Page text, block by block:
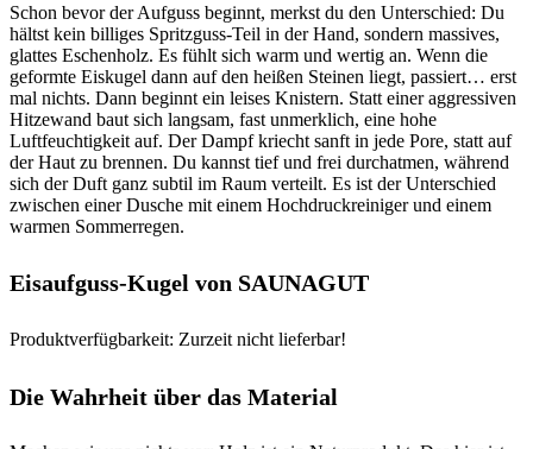
Schon bevor der Aufguss beginnt, merkst du den Unterschied: Du
hältst kein billiges Spritzguss-Teil in der Hand, sondern massives,
glattes Eschenholz. Es fühlt sich warm und wertig an. Wenn die
geformte Eiskugel dann auf den heißen Steinen liegt, passiert… erst
mal nichts. Dann beginnt ein leises Knistern. Statt einer aggressiven
Hitzewand baut sich langsam, fast unmerklich, eine hohe
Luftfeuchtigkeit auf. Der Dampf kriecht sanft in jede Pore, statt auf
der Haut zu brennen. Du kannst tief und frei durchatmen, während
sich der Duft ganz subtil im Raum verteilt. Es ist der Unterschied
zwischen einer Dusche mit einem Hochdruckreiniger und einem
warmen Sommerregen.
Eisaufguss-Kugel von SAUNAGUT
Produktverfügbarkeit: Zurzeit nicht lieferbar!
Die Wahrheit über das Material